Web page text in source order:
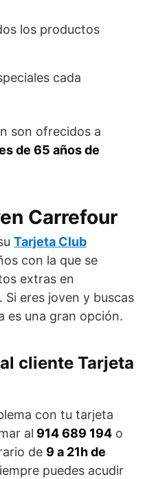
los productos
cada
son ofrecidos a
de 65 años de
Carrefour
Tarjeta Club
con la que se
extras en
Si eres joven y buscas
es una gran opción.
cliente Tarjeta
con tu tarjeta
al 914 689 194 o
de 9 a 21h de
puedes acudir